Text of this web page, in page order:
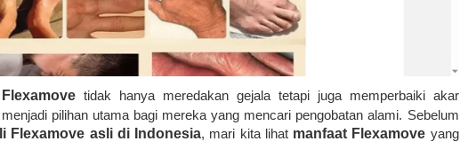
Flexamove tidak hanya meredakan gejala tetapi juga memperbaiki akar
pilihan utama bagi mereka yang mencari pengobatan alami. Sebelum
Flexamove asli di Indonesia, mari kita lihat manfaat Flexamove yang